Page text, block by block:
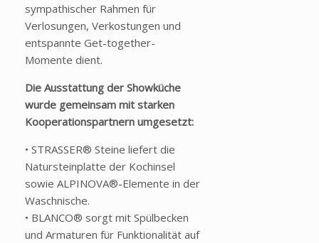
sympathischer Rahmen für
Verlosungen, Verkostungen und
entspannte Get-together-
Momente dient.
Die Ausstattung der Showküche
wurde gemeinsam mit starken
Kooperationspartnern umgesetzt:
• STRASSER® Steine liefert die
Natursteinplatte der Kochinsel
sowie ALPINOVA®-Elemente in der
Waschnische.
• BLANCO® sorgt mit Spülbecken
und Armaturen für Funktionalität auf